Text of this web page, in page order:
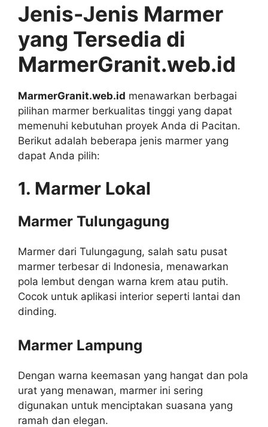
Jenis-Jenis Marmer
yang Tersedia di
MarmerGranit.web.id
MarmerGranit.web.id menawarkan berbagai
pilihan marmer berkualitas tinggi yang dapat
memenuhi kebutuhan proyek Anda di Pacitan.
Berikut adalah beberapa jenis marmer yang
dapat Anda pilih:
1. Marmer Lokal
Marmer Tulungagung
Marmer dari Tulungagung, salah satu pusat
marmer terbesar di Indonesia, menawarkan
pola lembut dengan warna krem atau putih.
Cocok untuk aplikasi interior seperti lantai dan
dinding.
Marmer Lampung
Dengan warna keemasan yang hangat dan pola
urat yang menawan, marmer ini sering
digunakan untuk menciptakan suasana yang
ramah dan elegan.